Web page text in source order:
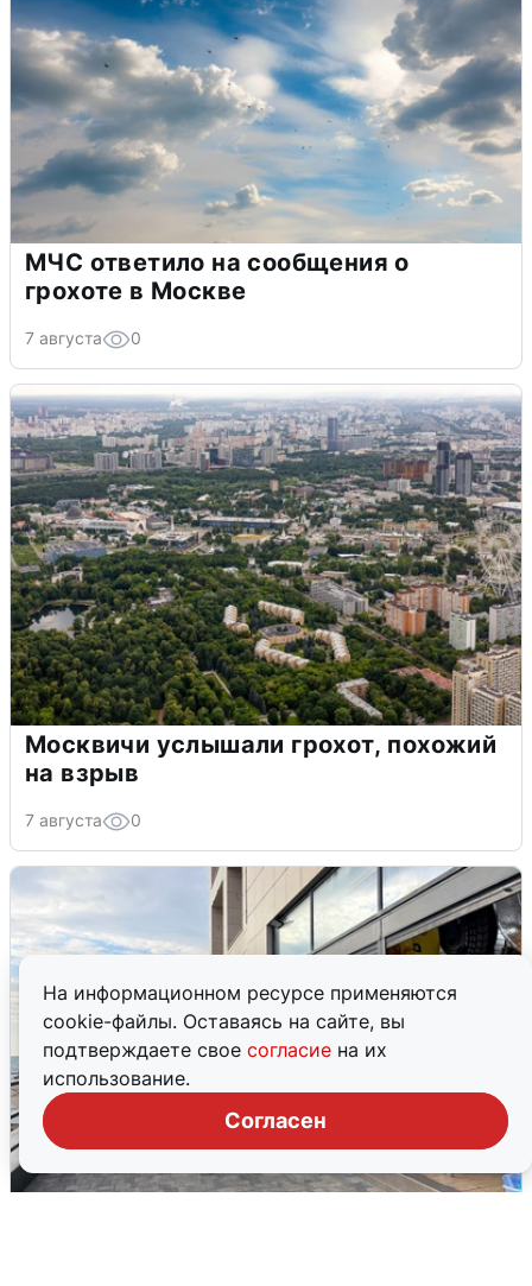
На информационном ресурсе применяются
cookie-файлы. Оставаясь на сайте, вы
подтверждаете свое согласие на их
использование.
Согласен
МЧС ответило на сообщения о
грохоте в Москве
7 августа 0
Москвичи услышали грохот, похожий
на взрыв
7 августа 0